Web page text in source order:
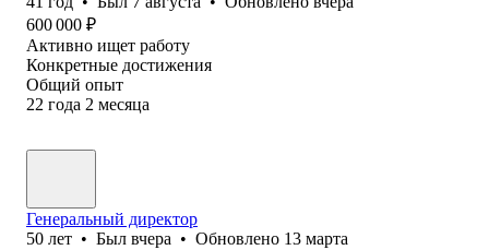
600 000 ₽
Активно ищет работу
Конкретные достижения
Общий опыт
22 года 2 месяца
Генеральный директор
50 лет • Был вчера • Обновлено 13 марта